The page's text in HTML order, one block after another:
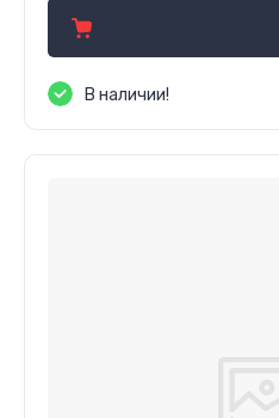
В наличии!